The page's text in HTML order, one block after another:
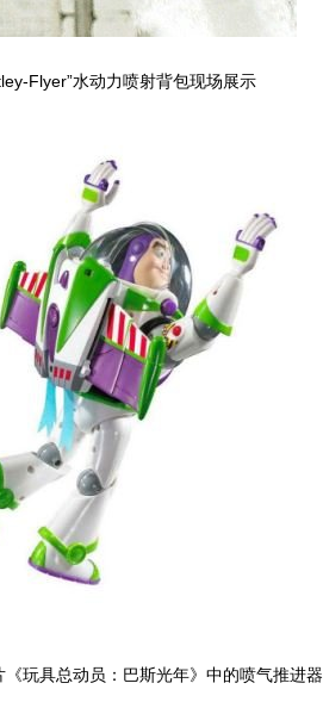
Flyer”水动力喷射背包现场展示
《玩具总动员：巴斯光年》中的喷气推进器